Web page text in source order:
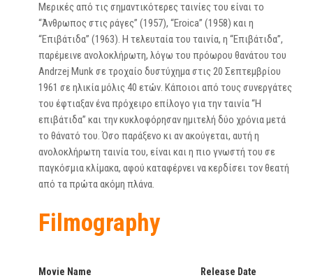
Μερικές από τις σημαντικότερες ταινίες του είναι το
“Άνθρωπος στις ράγες” (1957), “Eroica” (1958) και η
“Επιβάτιδα” (1963). Η τελευταία του ταινία, η “Επιβάτιδα”,
παρέμεινε ανολοκλήρωτη, λόγω του πρόωρου θανάτου του
Andrzej Munk σε τροχαίο δυστύχημα στις 20 Σεπτεμβρίου
1961 σε ηλικία μόλις 40 ετών. Κάποιοι από τους συνεργάτες
του έφτιαξαν ένα πρόχειρο επίλογο για την ταινία “Η
επιβάτιδα” και την κυκλοφόρησαν ημιτελή δύο χρόνια μετά
το θάνατό του. Όσο παράξενο κι αν ακούγεται, αυτή η
ανολοκλήρωτη ταινία του, είναι και η πιο γνωστή του σε
παγκόσμια κλίμακα, αφού καταφέρνει να κερδίσει τον θεατή
από τα πρώτα ακόμη πλάνα.
Filmography
Movie Name Release Date